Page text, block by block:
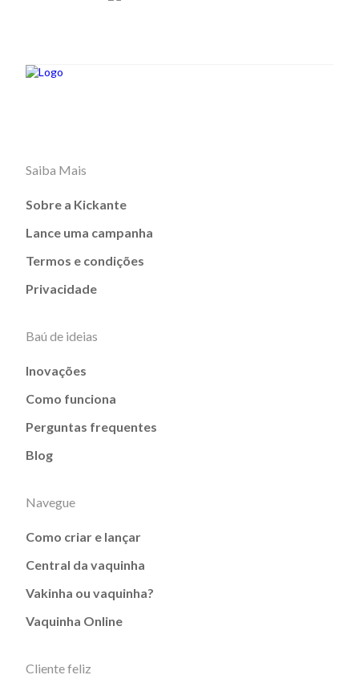
Saiba Mais
Sobre a Kickante
Lance uma campanha
Termos e condições
Privacidade
Baú de ideias
Inovações
Como funciona
Perguntas frequentes
Blog
Navegue
Como criar e lançar
Central da vaquinha
Vakinha ou vaquinha?
Vaquinha Online
Cliente feliz